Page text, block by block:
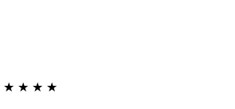
★ ★ ★ ★